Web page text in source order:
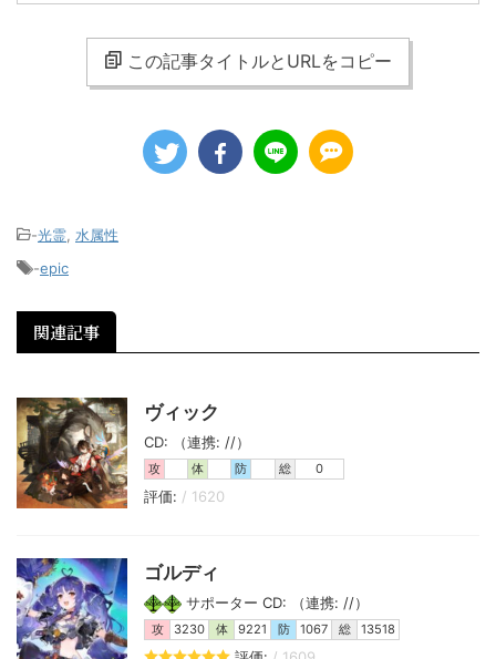
この記事タイトルとURLをコピー
-光霊 水属性
-epic
関連記事
ヴィック
CD: （連携: //）
攻 体 防 総 0
評価: / 1620
ゴルディ
サポーター CD: （連携: //）
攻 3230 体 9221 防 1067 総 13518